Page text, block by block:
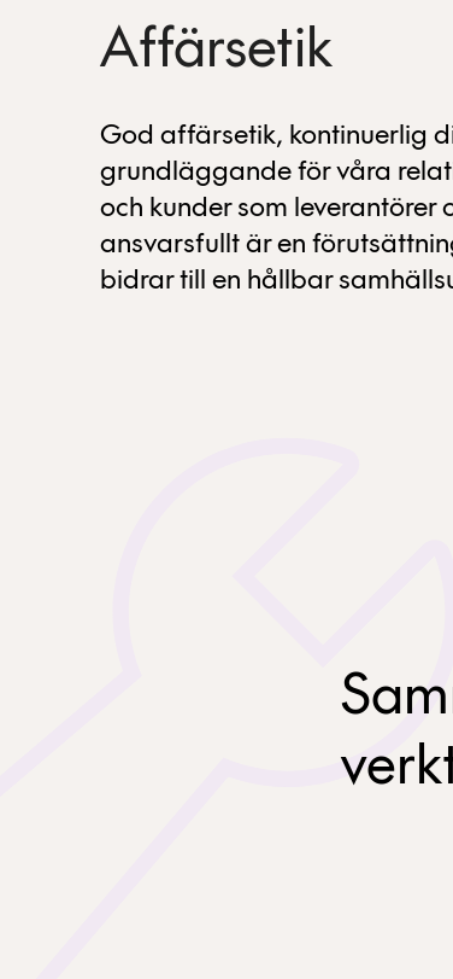
Affärsetik
God affärsetik, kontinuerlig
grundläggande för våra
och kunder som
ansvarsfullt är en
bidrar till en hållbar